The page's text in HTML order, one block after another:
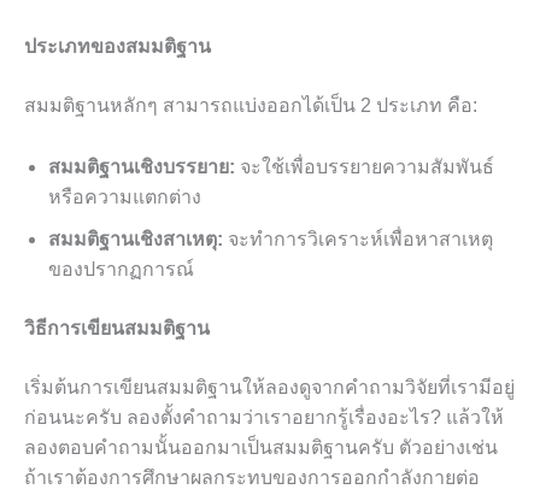
ประเภทของสมมติฐาน
สมมติฐานหลักๆ สามารถแบ่งออกได้เป็น 2 ประเภท คือ:
สมมติฐานเชิงบรรยาย: จะใช้เพื่อบรรยายความสัมพันธ์
หรือความแตกต่าง
สมมติฐานเชิงสาเหตุ: จะทำการวิเคราะห์เพื่อหาสาเหตุ
ของปรากฏการณ์
วิธีการเขียนสมมติฐาน
เริ่มต้นการเขียนสมมติฐานให้ลองดูจากคำถามวิจัยที่เรามีอยู่
ก่อนนะครับ ลองตั้งคำถามว่าเราอยากรู้เรื่องอะไร? แล้วให้
ลองตอบคำถามนั้นออกมาเป็นสมมติฐานครับ ตัวอย่างเช่น
ถ้าเราต้องการศึกษาผลกระทบของการออกกำลังกายต่อ